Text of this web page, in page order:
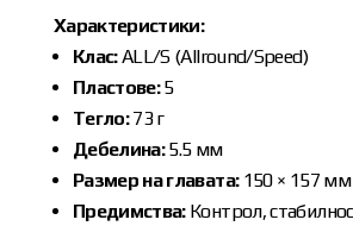
Характеристики:
Клас:ALL/S (Allround/Speed)
Пластове:5
Тегло:73 г
Дебелина:5.5 мм
Размер на главата:150 × 157 мм
Предимства:Контрол,